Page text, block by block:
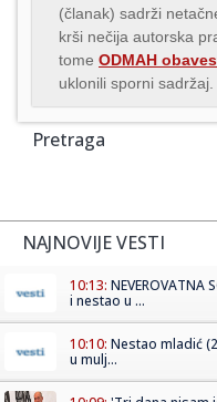
(članak) sadrži
krši nečija autorska
tome ODMAH
uklonili sporni sadržaj.
Pretraga
NAJNOVIJE VESTI
10:13: NEVEROVATNA
i nestao u ...
10:10: Nestao mladić
u mulj...